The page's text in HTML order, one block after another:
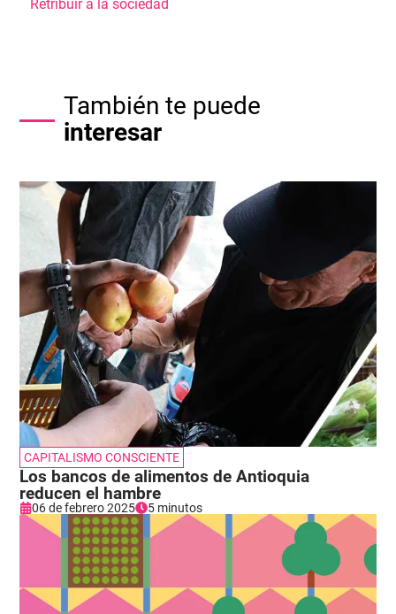
Retribuir a la sociedad
También te puede
interesar
CAPITALISMO CONSCIENTE
Los bancos de alimentos de Antioquia
reducen el hambre
06 de febrero 2025 5 minutos